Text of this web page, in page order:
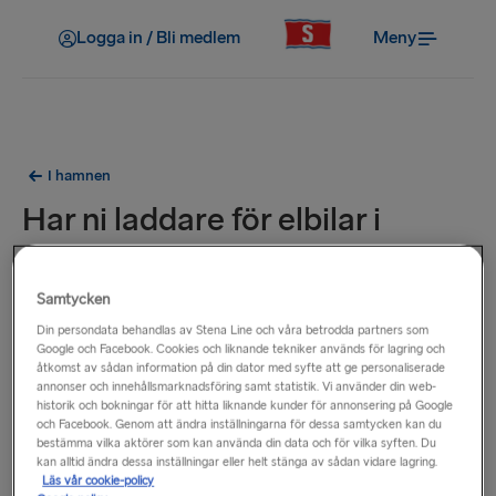
Logga in / Bli medlem Meny
I hamnen
Har ni laddare för elbilar i
För information om de närmaste laddningsstationerna till
våra hamnar, besök respektive sida nedan.
Belfast
Cairnryan
Dublin
Fishguard
Samtycken
Din persondata behandlas av Stena Line och våra betrodda partners som
Google och Facebook. Cookies och liknande tekniker används för lagring och
åtkomst av sådan information på din dator med syfte att ge personaliserade
annonser och innehållsmarknadsföring samt statistik. Vi använder din web-
historik och bokningar för att hitta liknande kunder för annonsering på Google
och Facebook. Genom att ändra inställningarna för dessa samtycken kan du
bestämma vilka aktörer som kan använda din data och för vilka syften. Du
kan alltid ändra dessa inställningar eller helt stänga av sådan vidare lagring.
Läs vår cookie-policy